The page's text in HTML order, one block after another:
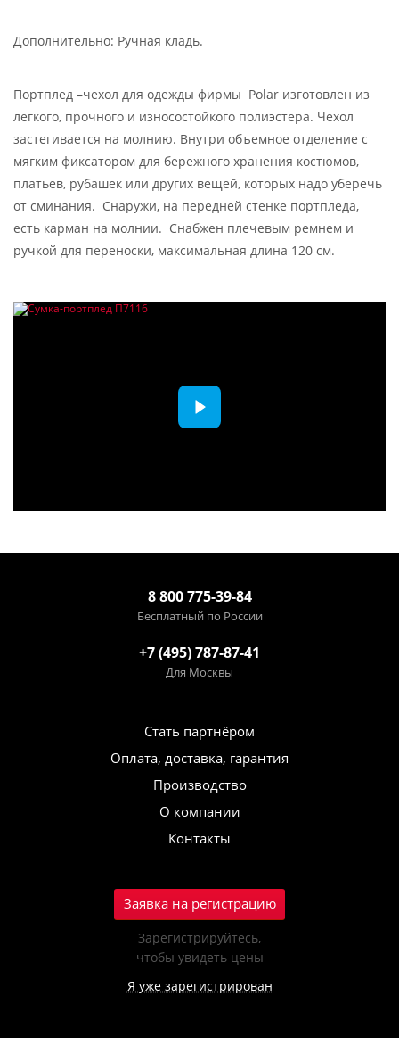
Дополнительно: Ручная кладь.
Портплед –чехол для одежды фирмы Polar изготовлен из
легкого, прочного и износостойкого полиэстера. Чехол
застегивается на молнию. Внутри объемное отделение с
мягким фиксатором для бережного хранения костюмов,
платьев, рубашек или других вещей, которых надо уберечь
от сминания. Снаружи, на передней стенке портпледа,
есть карман на молнии. Снабжен плечевым ремнем и
ручкой для переноски, максимальная длина 120 см.
8 800 775-39-84
Бесплатный по России
+7 (495) 787-87-41
Для Москвы
Стать партнёром
Оплата, доставка, гарантия
Производство
О компании
Контакты
Заявка на регистрацию
Зарегистрируйтесь,
чтобы увидеть цены
Я уже зарегистрирован